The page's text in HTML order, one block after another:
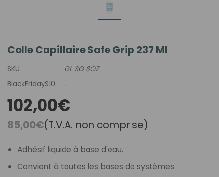
Colle Capillaire Safe Grip 237 Ml
SKU :
GL SG 8OZ
BlackFridayS10:
.
102,00€
85,00€(T.V.A. non comprise)
Adhésif liquide à base d'eau.
Convient à toutes les bases de systèmes